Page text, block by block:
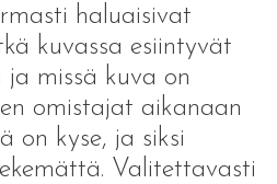
haluaisivat
kuvassa esiintyvät
missä kuva on
omistajat aikanaan
on kyse, ja siksi
Valitettavasti